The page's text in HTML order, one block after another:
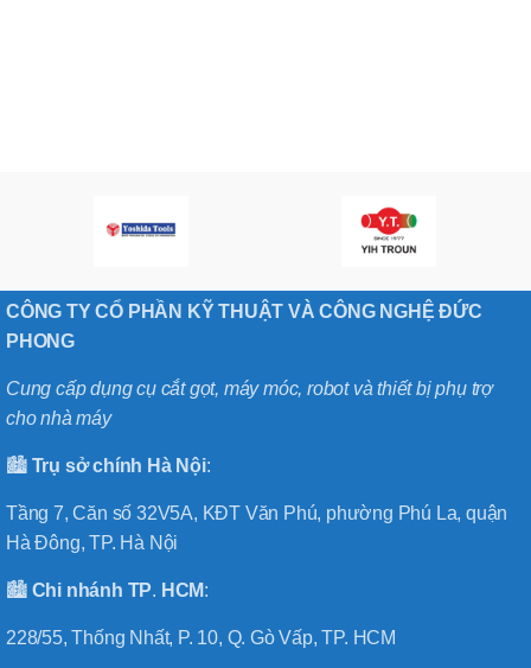
CÔNG TY CỔ PHẦN KỸ THUẬT VÀ CÔNG NGHỆ ĐỨC
PHONG
Cung cấp dụng cụ cắt gọt, máy móc, robot và thiết bị phụ trợ
cho nhà máy
🏙️ Trụ sở chính Hà Nội:
Tầng 7, Căn số 32V5A, KĐT Văn Phú, phường Phú La, quận
Hà Đông, TP. Hà Nội
🏙️ Chi nhánh TP. HCM:
228/55, Thống Nhất, P. 10, Q. Gò Vấp, TP. HCM